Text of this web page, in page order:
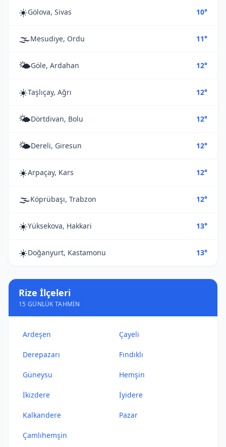
☀️Gölova, Sivas 10°
🌫️Mesudiye, Ordu 11°
🌤️Göle, Ardahan 12°
☀️Taşlıçay, Ağrı 12°
🌤️Dörtdivan, Bolu 12°
🌤️Dereli, Giresun 12°
☀️Arpaçay, Kars 12°
🌫️Köprübaşı, Trabzon 12°
☀️Yüksekova, Hakkari 13°
☀️Doğanyurt, Kastamonu 13°
Rize İlçeleri
15 GÜNLÜK TAHMIN
Ardeşen Çayeli
Derepazarı Fındıklı
Güneysu Hemşin
İkizdere İyidere
Kalkandere Pazar
Çamlıhemşin